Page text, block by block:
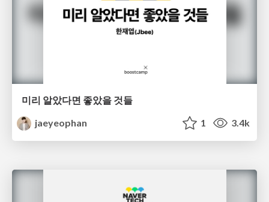
미리 알았다면 좋았을 것들
jaeyeophan
1 3.4k